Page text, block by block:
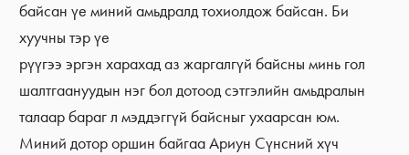
байсан үе миний амьдралд тохиолдож байсан. Би
хуучны тэр үе
рүүгээ эргэн харахад аз жаргалгүй байсны минь гол
шалтгаануудын нэг бол дотоод сэтгэлийн амьдралын
талаар бараг л мэддэггүй байсныг ухаарсан юм.
Миний дотор оршин байгаа Ариун Сүнсний хүч